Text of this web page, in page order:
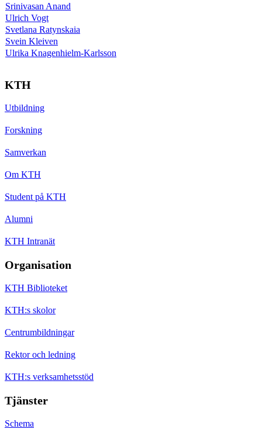
Srinivasan Anand
Ulrich Vogt
Svetlana Ratynskaia
Svein Kleiven
Ulrika Knagenhielm-Karlsson
KTH
Utbildning
Forskning
Samverkan
Om KTH
Student på KTH
Alumni
KTH Intranät
Organisation
KTH Biblioteket
KTH:s skolor
Centrumbildningar
Rektor och ledning
KTH:s verksamhetsstöd
Tjänster
Schema